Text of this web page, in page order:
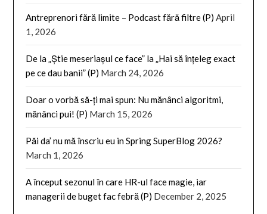
Antreprenori fără limite – Podcast fără filtre (P) April
1, 2026
De la „Știe meseriașul ce face” la „Hai să înțeleg exact
pe ce dau banii” (P) March 24, 2026
Doar o vorbă să-ți mai spun: Nu mănânci algoritmi,
mănânci pui! (P) March 15, 2026
Păi da’ nu mă înscriu eu in Spring SuperBlog 2026?
March 1, 2026
A început sezonul în care HR-ul face magie, iar
managerii de buget fac febră (P) December 2, 2025